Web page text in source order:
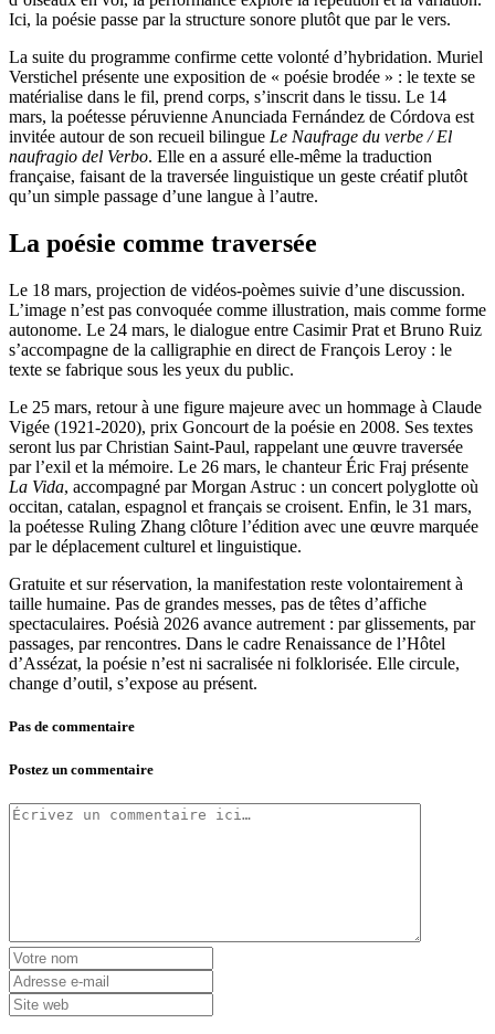
Ici, la poésie passe par la structure sonore plutôt que par le vers.
La suite du programme confirme cette volonté d’hybridation. Muriel
Verstichel présente une exposition de « poésie brodée » : le texte se
matérialise dans le fil, prend corps, s’inscrit dans le tissu. Le 14
mars, la poétesse péruvienne Anunciada Fernández de Córdova est
invitée autour de son recueil bilingue Le Naufrage du verbe / El
naufragio del Verbo. Elle en a assuré elle-même la traduction
française, faisant de la traversée linguistique un geste créatif plutôt
qu’un simple passage d’une langue à l’autre.
La poésie comme traversée
Le 18 mars, projection de vidéos-poèmes suivie d’une discussion.
L’image n’est pas convoquée comme illustration, mais comme forme
autonome. Le 24 mars, le dialogue entre Casimir Prat et Bruno Ruiz
s’accompagne de la calligraphie en direct de François Leroy : le
texte se fabrique sous les yeux du public.
Le 25 mars, retour à une figure majeure avec un hommage à Claude
Vigée (1921-2020), prix Goncourt de la poésie en 2008. Ses textes
seront lus par Christian Saint-Paul, rappelant une œuvre traversée
par l’exil et la mémoire. Le 26 mars, le chanteur Éric Fraj présente
La Vida, accompagné par Morgan Astruc : un concert polyglotte où
occitan, catalan, espagnol et français se croisent. Enfin, le 31 mars,
la poétesse Ruling Zhang clôture l’édition avec une œuvre marquée
par le déplacement culturel et linguistique.
Gratuite et sur réservation, la manifestation reste volontairement à
taille humaine. Pas de grandes messes, pas de têtes d’affiche
spectaculaires. Poésià 2026 avance autrement : par glissements, par
passages, par rencontres. Dans le cadre Renaissance de l’Hôtel
d’Assézat, la poésie n’est ni sacralisée ni folklorisée. Elle circule,
change d’outil, s’expose au présent.
Pas de commentaire
Postez un commentaire